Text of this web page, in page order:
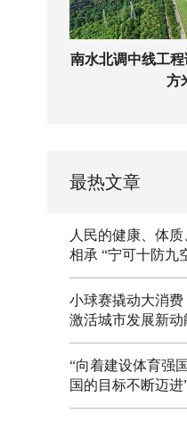
南水北调中线工
方
最热文章
人民的健康、体
相承 “宁可十防九
小球赛撬动大消费
激活城市发展新动
“向着建设体育强
国的目标不断迈进